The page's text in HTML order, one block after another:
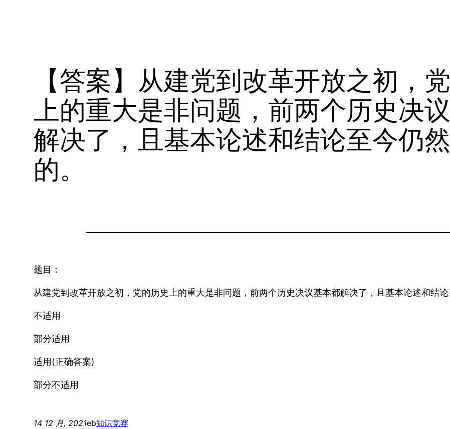
【答案】从建党到改革开放之初，
上的重大是非问题，前两个历史决
解决了，且基本论述和结论至今仍然
的。
题目：
从建党到改革开放之初，党的历史上的重大是非问题，前两个历史决议基本都解决了，且基本论述和结论
不适用
部分适用
适用(正确答案)
部分不适用
14 12 月, 2021eb知识竞赛